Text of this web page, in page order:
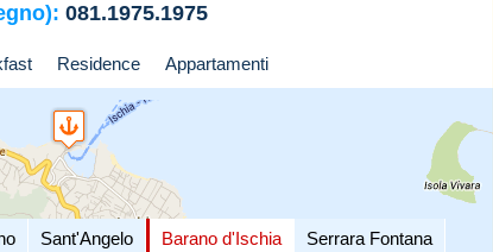
081.1975.1975
Residence Appartamenti
Sant'Angelo Barano d'Ischia Serrara Fontana